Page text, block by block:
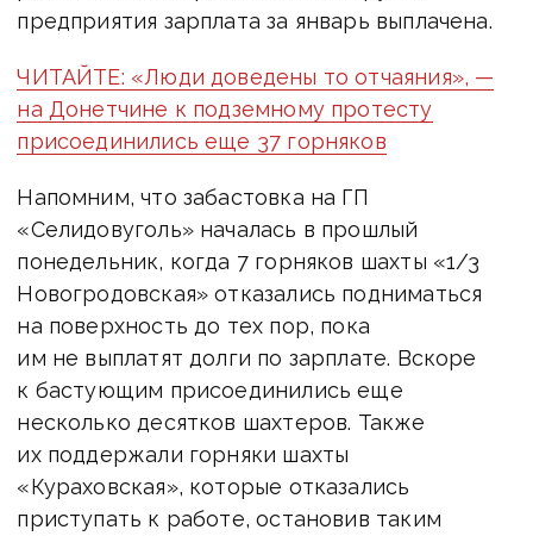
предприятия зарплата за январь выплачена.
ЧИТАЙТЕ: «Люди доведены то отчаяния», —
на Донетчине к подземному протесту
присоединились еще 37 горняков
Напомним, что забастовка на ГП
«Селидовуголь» началась в прошлый
понедельник, когда 7 горняков шахты «1/3
Новогродовская» отказались подниматься
на поверхность до тех пор, пока
им не выплатят долги по зарплате. Вскоре
к бастующим присоединились еще
несколько десятков шахтеров. Также
их поддержали горняки шахты
«Кураховская», которые отказались
приступать к работе, остановив таким